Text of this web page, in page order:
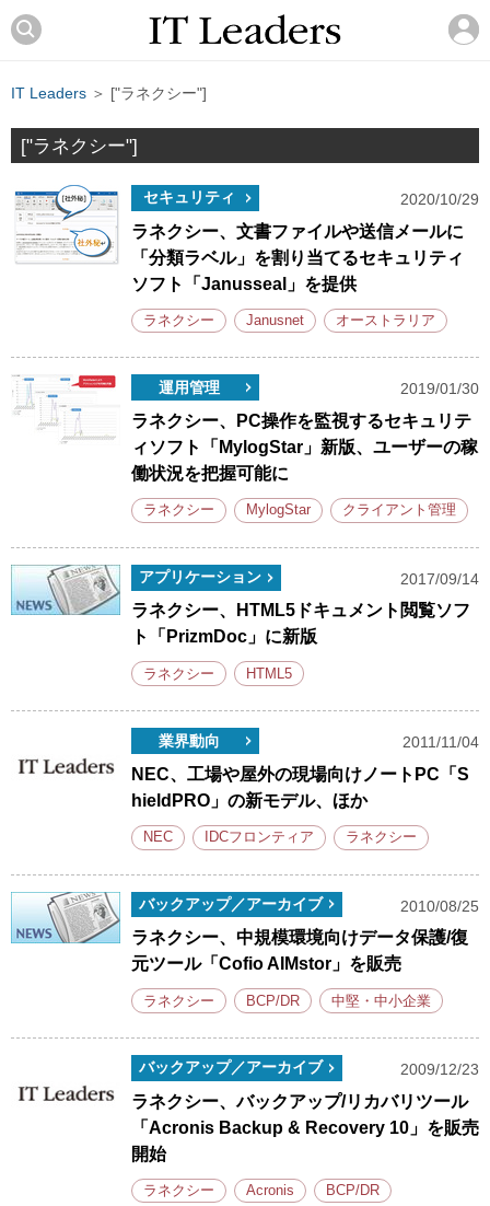
IT Leaders ＞ ["ラネクシー"]
["ラネクシー"]
セキュリティ 2020/10/29
ラネクシー、文書ファイルや送信メールに
「分類ラベル」を割り当てるセキュリティ
ソフト「Janusseal」を提供
ラネクシー Janusnet オーストラリア
運用管理 2019/01/30
ラネクシー、PC操作を監視するセキュリテ
ィソフト「MylogStar」新版、ユーザーの稼
働状況を把握可能に
ラネクシー MylogStar クライアント管理
アプリケーション 2017/09/14
ラネクシー、HTML5ドキュメント閲覧ソフ
ト「PrizmDoc」に新版
ラネクシー HTML5
業界動向 2011/11/04
NEC、工場や屋外の現場向けノートPC「S
hieldPRO」の新モデル、ほか
NEC IDCフロンティア ラネクシー
バックアップ／アーカイブ 2010/08/25
ラネクシー、中規模環境向けデータ保護/復
元ツール「Cofio AIMstor」を販売
ラネクシー BCP/DR 中堅・中小企業
バックアップ／アーカイブ 2009/12/23
ラネクシー、バックアップ/リカバリツール
「Acronis Backup & Recovery 10」を販売
開始
ラネクシー Acronis BCP/DR